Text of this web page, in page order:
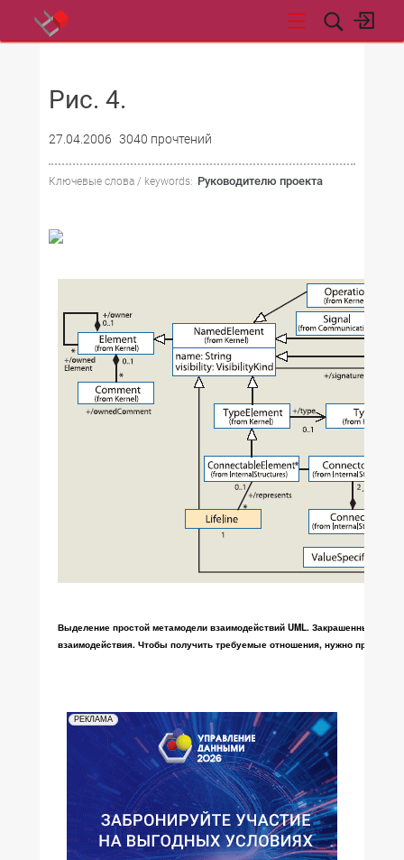
Рис. 4.
27.04.2006 3040 прочтений
Ключевые слова / keywords: Руководителю проекта
Выделение простой метамодели взаимодействий UML. Закрашенные
взаимодействия. Чтобы получить требуемые отношения, нужно пройти
РЕКЛАМА